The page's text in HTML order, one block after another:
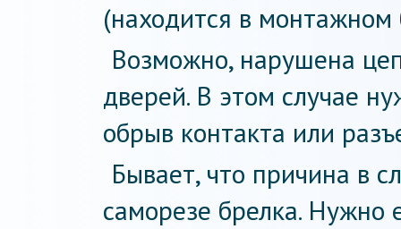
(находится в монтажном
Возможно, нарушена
дверей. В этом случае
обрыв контакта или
Бывает, что причина в
саморезе брелка. Нужно